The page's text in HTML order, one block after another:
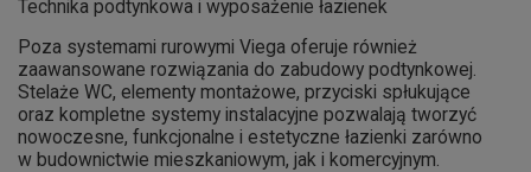
Technika podtynkowa i wyposażenie łazienek
Poza systemami rurowymi Viega oferuje również
zaawansowane rozwiązania do zabudowy podtynkowej.
Stelaże WC, elementy montażowe, przyciski spłukujące
oraz kompletne systemy instalacyjne pozwalają tworzyć
nowoczesne, funkcjonalne i estetyczne łazienki zarówno
w budownictwie mieszkaniowym, jak i komercyjnym.